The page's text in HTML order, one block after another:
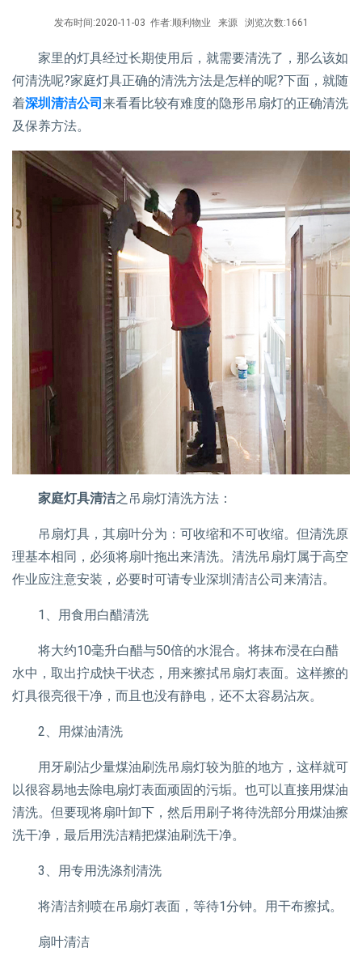
发布时间:2020-11-03 作者:顺利物业 来源 浏览次数:1661
家里的灯具经过长期使用后，就需要清洗了，那么该如
何清洗呢?家庭灯具正确的清洗方法是怎样的呢?下面，就随
着深圳清洁公司来看看比较有难度的隐形吊扇灯的正确清洗
及保养方法。
家庭灯具清洁之吊扇灯清洗方法：
吊扇灯具，其扇叶分为：可收缩和不可收缩。但清洗原
理基本相同，必须将扇叶拖出来清洗。清洗吊扇灯属于高空
作业应注意安装，必要时可请专业深圳清洁公司来清洁。
1、用食用白醋清洗
将大约10毫升白醋与50倍的水混合。将抹布浸在白醋
水中，取出拧成快干状态，用来擦拭吊扇灯表面。这样擦的
灯具很亮很干净，而且也没有静电，还不太容易沾灰。
2、用煤油清洗
用牙刷沾少量煤油刷洗吊扇灯较为脏的地方，这样就可
以很容易地去除电扇灯表面顽固的污垢。也可以直接用煤油
清洗。但要现将扇叶卸下，然后用刷子将待洗部分用煤油擦
洗干净，最后用洗洁精把煤油刷洗干净。
3、用专用洗涤剂清洗
将清洁剂喷在吊扇灯表面，等待1分钟。用干布擦拭。
扇叶清洁